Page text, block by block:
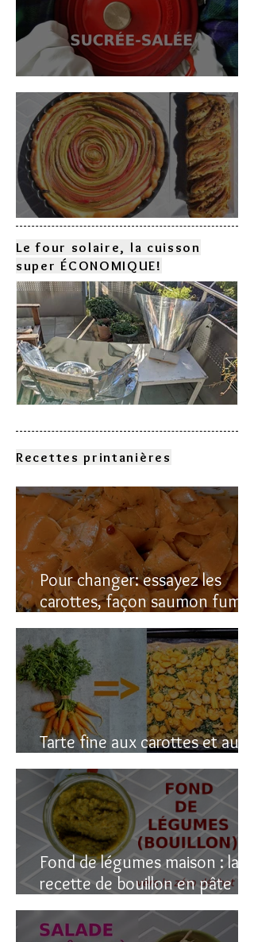
Cocotte sucrée-salée
Deux gâteaux à la rhubarbe
Le four solaire, la cuisson
super ÉCONOMIQUE!
Comment choisir son four
solaire?
Recettes printanières
Pour changer: essayez les
carottes, façon saumon fumé!
(vegan du coup)
Tarte fine aux carottes et aux
fanes
Fond de légumes maison : la
recette de bouillon en pâte
(sain & facile)